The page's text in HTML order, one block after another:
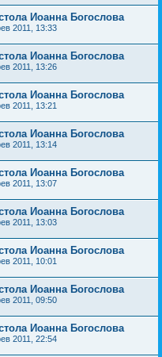
Иоанна Богослова
2011, 13:33
Иоанна Богослова
2011, 13:26
Иоанна Богослова
2011, 13:21
Иоанна Богослова
2011, 13:14
Иоанна Богослова
2011, 13:07
Иоанна Богослова
2011, 13:03
Иоанна Богослова
2011, 10:01
Иоанна Богослова
2011, 09:50
Иоанна Богослова
2011, 22:54